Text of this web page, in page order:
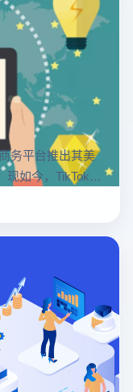
务平台推出其美
如今，TikTok商
了解官方网站